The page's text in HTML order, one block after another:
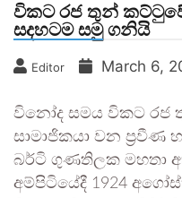
විකට රජ තුන්
සදහටම සමු ගනියි
Editor March 6,
විනෝද සමය විකට රජ
සාමාජිකයා වන ප්‍රවීණ
බර්ටි ගුණතිලක මහතා
අම්පිටියේදී 1924